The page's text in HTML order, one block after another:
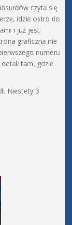
czyta się
idzie ostro do
i już jest
graficzna nie
numeru
tam, gdzie
Niestety 3